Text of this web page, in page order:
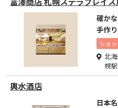
確か
手作
クア
ショ
北
幌駅
輿水酒店
日本